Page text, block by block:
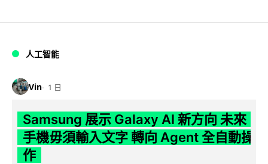
人工智能
Vin 1 日
Samsung 展示 Galaxy AI 新方向 未來
手機毋須輸入文字 轉向 Agent 全自動操
作